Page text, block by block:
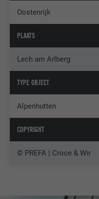
Oostenrijk
PLAATS
Lech am Arlberg
TYPE OBJECT
Alpenhutten
COPYRIGHT
© PREFA | Croce & Wir